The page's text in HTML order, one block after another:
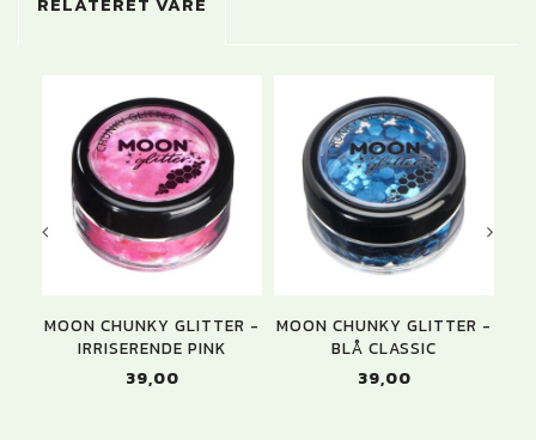
MOON CHUNKY GLITTER -
IRRISERENDE PINK
39,00
MOON CHUNKY GLITTER -
BLÅ CLASSIC
39,00